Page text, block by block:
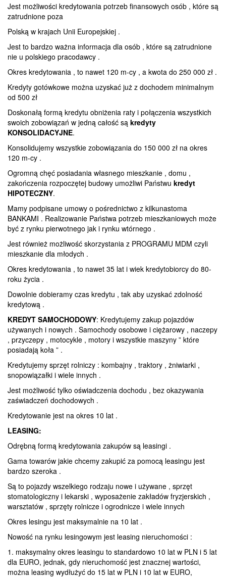
Jest możliwości kredytowania potrzeb finansowych osób , które są
zatrudnione poza
Polską w krajach Unii Europejskiej .
Jest to bardzo ważna informacja dla osób , które są zatrudnione
nie u polskiego pracodawcy .
Okres kredytowania , to nawet 120 m-cy , a kwota do 250 000 zł .
Kredyty gotówkowe można uzyskać już z dochodem minimalnym
od 500 zł
Doskonałą formą kredytu obniżenia raty i połączenia wszystkich
swoich zobowiązań w jedną całość są kredyty
KONSOLIDACYJNE.
Konsolidujemy wszystkie zobowiązania do 150 000 zł na okres
120 m-cy .
Ogromną chęć posiadania własnego mieszkanie , domu ,
zakończenia rozpoczętej budowy umożliwi Państwu kredyt
HIPOTECZNY.
Mamy podpisane umowy o pośrednictwo z kilkunastoma
BANKAMI . Realizowanie Państwa potrzeb mieszkaniowych może
być z rynku pierwotnego jak i rynku wtórnego .
Jest również możliwość skorzystania z PROGRAMU MDM czyli
mieszkanie dla młodych .
Okres kredytowania , to nawet 35 lat i wiek kredytobiorcy do 80-
roku życia .
Dowolnie dobieramy czas kredytu , tak aby uzyskać zdolność
kredytową .
KREDYT SAMOCHODOWY: Kredytujemy zakup pojazdów
używanych i nowych . Samochody osobowe i ciężarowy , naczepy
, przyczepy , motocykle , motory i wszystkie maszyny ” które
posiadają koła ” .
Kredytujemy sprzęt rolniczy : kombajny , traktory , żniwiarki ,
snopowiązałki i wiele innych .
Jest możliwość tylko oświadczenia dochodu , bez okazywania
zaświadczeń dochodowych .
Kredytowanie jest na okres 10 lat .
LEASING:
Odrębną formą kredytowania zakupów są leasingi .
Gama towarów jakie chcemy zakupić za pomocą leasingu jest
bardzo szeroka .
Są to pojazdy wszelkiego rodzaju nowe i używane , sprzęt
stomatologiczny i lekarski , wyposażenie zakładów fryzjerskich ,
warsztatów , sprzęty rolnicze i ogrodnicze i wiele innych
Okres lesingu jest maksymalnie na 10 lat .
Nowość na rynku lesingowym jest leasing nieruchomości :
1. maksymalny okres leasingu to standardowo 10 lat w PLN i 5 lat
dla EURO, jednak, gdy nieruchomość jest znacznej wartości,
można leasing wydłużyć do 15 lat w PLN i 10 lat w EURO,